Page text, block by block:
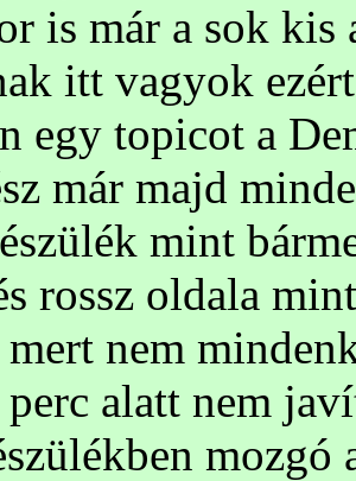
is már a sok kis
itt vagyok
egy topicot a
már majd
mint
rossz oldala
mert nem
perc alatt nem
mozgó